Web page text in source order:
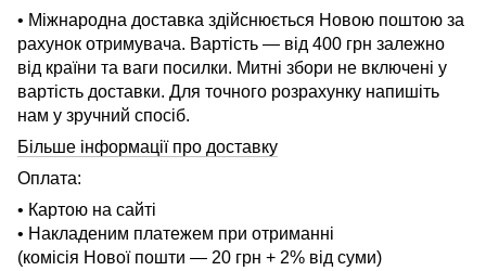
• Міжнародна доставка здійснюється Новою поштою за
рахунок отримувача. Вартість — від 400 грн залежно
від країни та ваги посилки. Митні збори не включені у
вартість доставки. Для точного розрахунку напишіть
нам у зручний спосіб.
Більше інформації про доставку
Оплата:
• Картою на сайті
• Накладеним платежем при отриманні
(комісія Нової пошти — 20 грн + 2% від суми)